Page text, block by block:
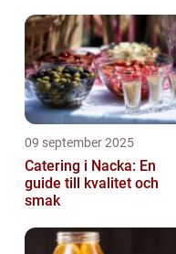
09 september 2025
Catering i Nacka: En
guide till kvalitet och
smak